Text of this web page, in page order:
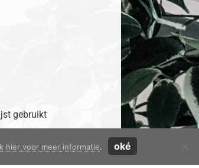
gebruikt
hier voor meer informatie. oké